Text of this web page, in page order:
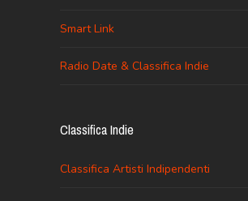
Smart Link
Radio Date & Classifica Indie
Classifica Indie
Classifica Artisti Indipendenti